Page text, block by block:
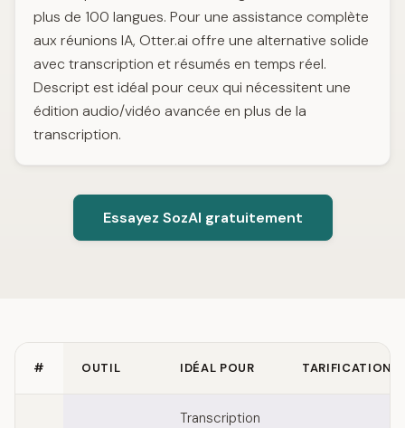
plus de 100 langues. Pour une assistance complète
aux réunions IA, Otter.ai offre une alternative solide
avec transcription et résumés en temps réel.
Descript est idéal pour ceux qui nécessitent une
édition audio/vidéo avancée en plus de la
transcription.
Essayez SozAI gratuitement
# OUTIL IDÉAL POUR TARIFICATION
Transcription